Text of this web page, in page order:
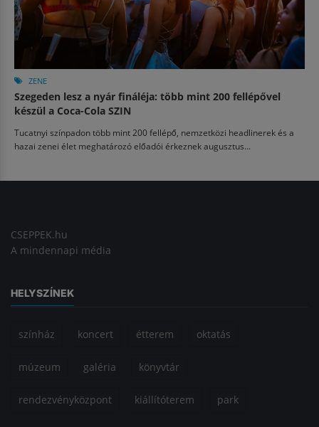
ZENE
Szegeden lesz a nyár fináléja: több mint 200 fellépővel
készül a Coca-Cola SZIN
Tucatnyi színpadon több mint 200 fellépő, nemzetközi headlinerek és a
hazai zenei élet meghatározó előadói érkeznek augusztus...
CSEPPEK.hu
A mindennapi média
HELYSZÍNEK
színház koncert étterem oktatás
múzeum galéria könyvtár
rendezvényközpont kiállítóterem park